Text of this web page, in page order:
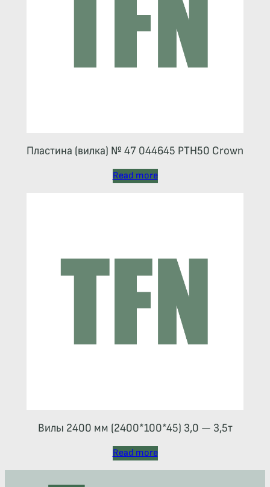
Пластина (вилка) № 47 044645 РТН50 Crown
Read more
Вилы 2400 мм (2400*100*45) 3,0 — 3,5т
Read more